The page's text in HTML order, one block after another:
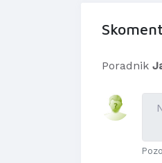
Poradnik